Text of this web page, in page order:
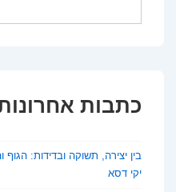
כתבות
בין יצירה, תשוקה ובדידות:
יקי דסא